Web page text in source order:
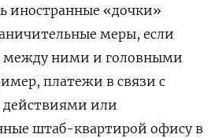
иностранные «дочки»
меры, если
между ними и головными
платежи в связи с
или
штаб-квартирой офису в